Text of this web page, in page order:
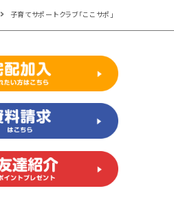
子育てサポートクラブ「ここサポ」